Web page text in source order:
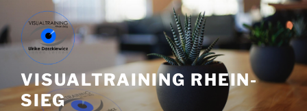
Inhalt
springen
VISUALTRAINING RHEIN-
SIEG